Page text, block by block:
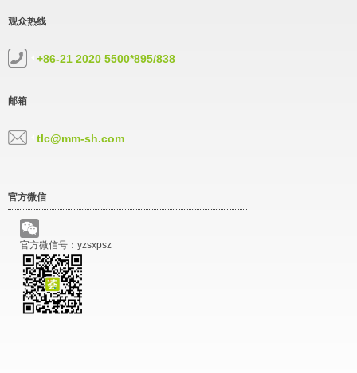
观众热线
+86-21 2020 5500*895/838
邮箱
tlc@mm-sh.com
官方微信
官方微信号：yzsxpsz